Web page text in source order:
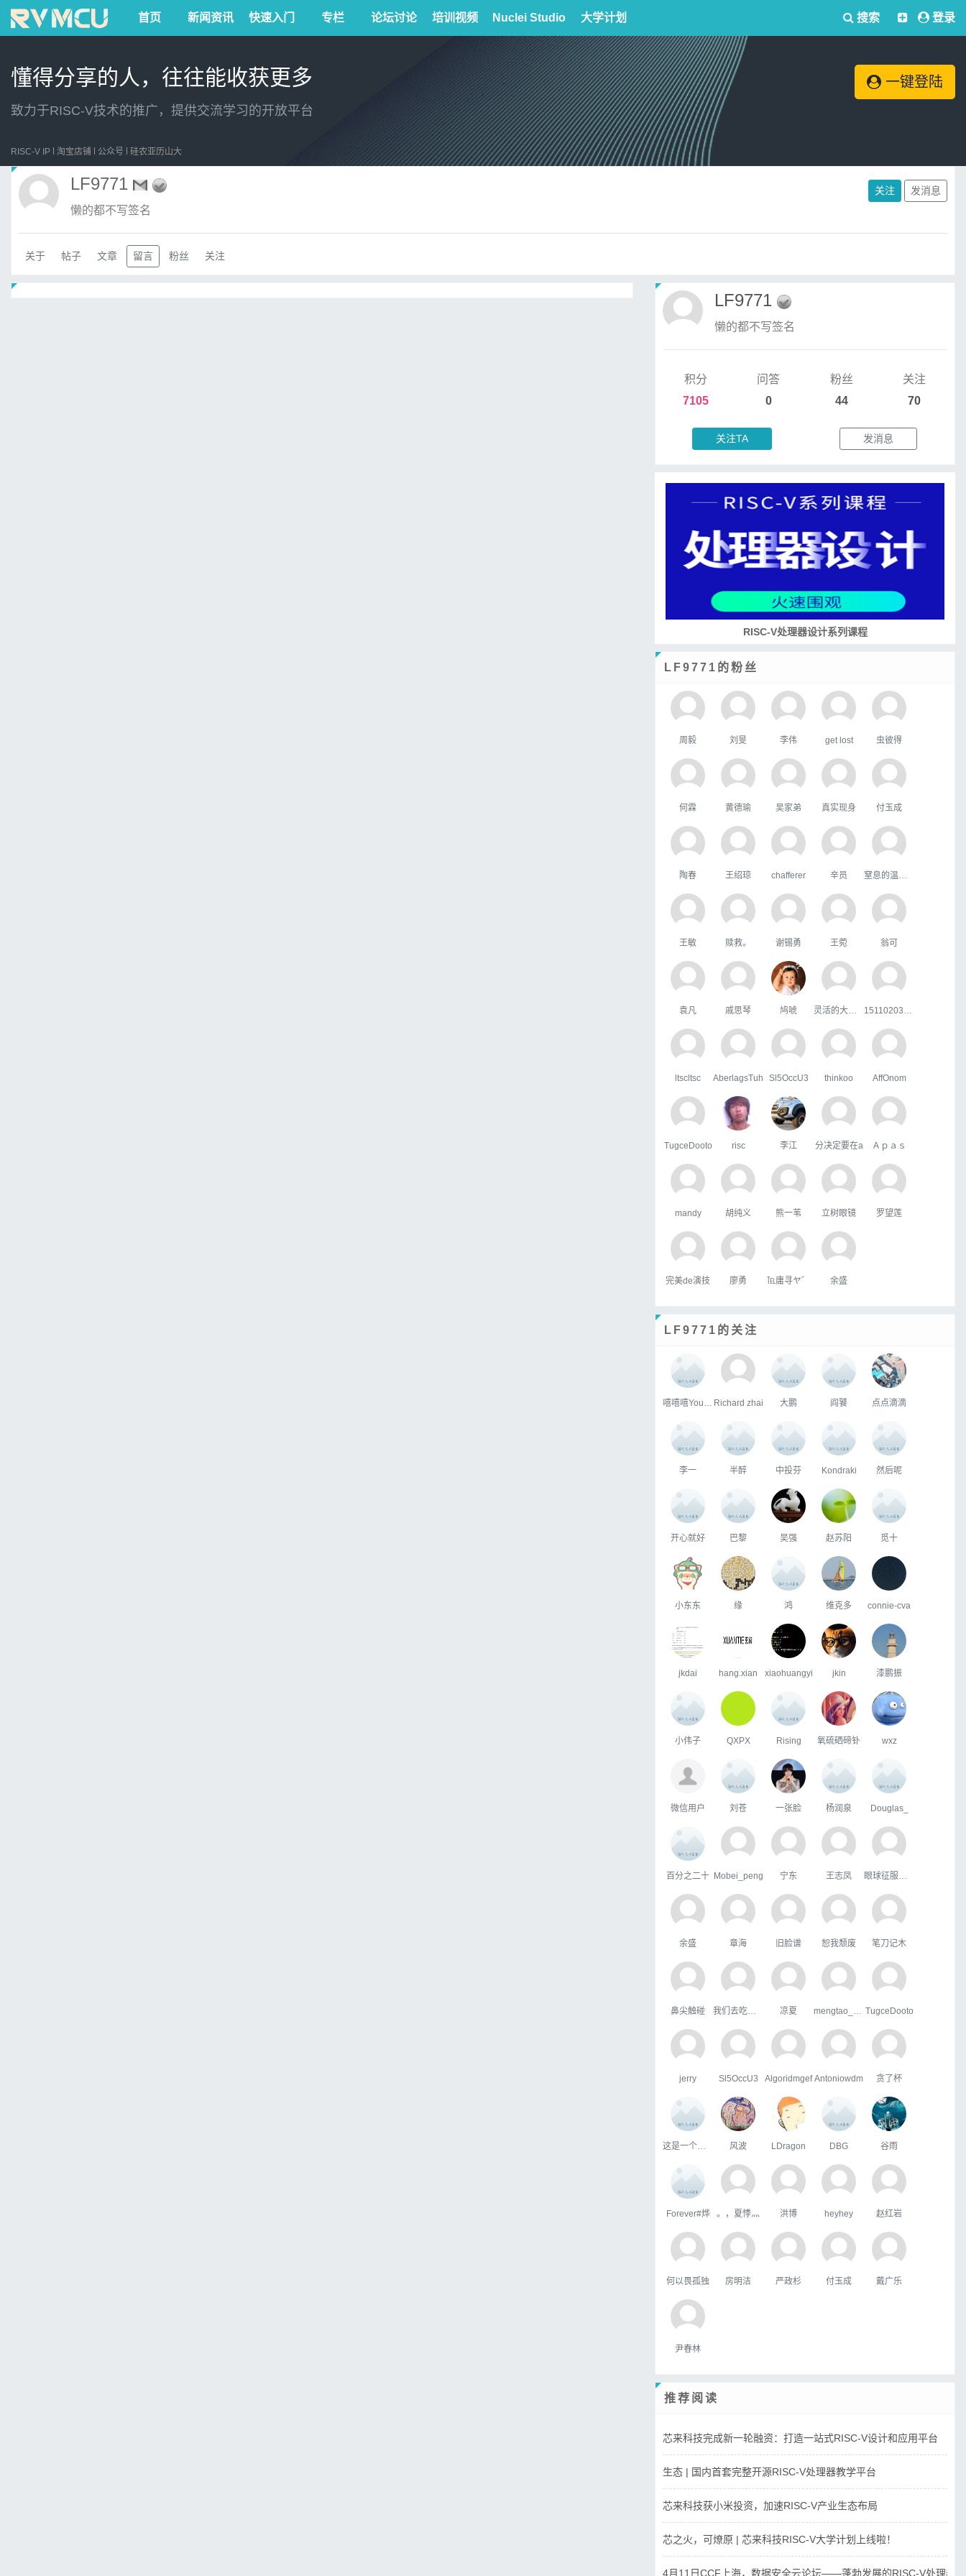
首页 新闻资讯 快速入门 专栏 论坛讨论 培训视频 Nuclei Studio 大学计划 搜索 登录
懂得分享的人，往往能收获更多
致力于RISC-V技术的推广，提供交流学习的开放平台
一键登陆
RISC-V IP 淘宝店铺 公众号 硅农亚历山大
LF9771
懒的都不写签名
关注 发消息
关于 帖子 文章 留言 粉丝 关注
LF9771
懒的都不写签名
积分
7105
问答
0
粉丝
44
关注
70
关注TA 发消息
培养RISC-V大学土壤 共建RISC-V教育生态
LF9771的粉丝
周毅 刘旻 李伟 get lost 虫彼得
何霖 黄德瑜 吴家弟 真实现身 付玉成
陶春 王绍琼 chafferer 辛员
王敏 赎救。 谢锡勇 王菀 翁可
袁凡 戚思琴 鸠唬
ltscltsc AberlagsTuh Sl5OccU3 thinkoo AffOnom
TugceDooto risc 李江 分决定要在a Ａｐａｓ
mandy 胡纯义 熊一苇 立树眼镜 罗望莲
完美de演技 廖勇 ℡庸寻ヤ゛ 余盛
LF9771的关注
Richard zhai 大鹏 阎饕 点点滴滴
李一 半醉 中投芬 Kondraki 然后呢
开心就好 巴黎 吴强 赵苏阳 觅十
小东东 缘 鸿 维克多 connie-cva
jkdai hang.xian xiaohuangyi jkin 漆鹏振
小伟子 QXPX Rising 氧硫硒碲钋 wxz
微信用户 刘苍 一张脸 杨润泉 Douglas_
百分之二十 Mobei_peng 宁东 王志凤
余盛 章海 旧脸谱 恕我颓废 笔刀记木
鼻尖触碰 凉夏 TugceDooto
jerry Sl5OccU3 Algoridmgef Antoniowdm 贪了杯
风波 LDragon DBG 谷雨
Forever#烨 。，夏悸灬 洪博 heyhey 赵红岩
何以畏孤独 房明洁 严政杉 付玉成 戴广乐
尹春林
推荐阅读
芯来科技完成新一轮融资：打造一站式RISC-V设计和应用平台
生态 | 国内首套完整开源RISC-V处理器教学平台
芯来科技获小米投资，加速RISC-V产业生态布局
芯之火，可燎原 | 芯来科技RISC-V大学计划上线啦！
4月11日CCF上海，数据安全云论坛——蓬勃发展的RISC-V处理器